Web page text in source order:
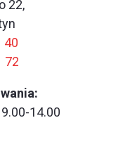
22,
40
72
14.00